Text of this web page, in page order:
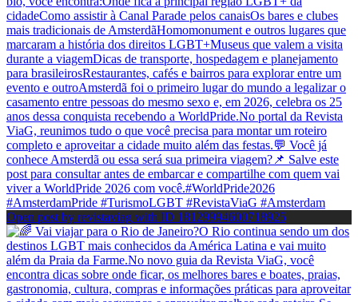
Open post by revistaviag with ID 18129994600718925